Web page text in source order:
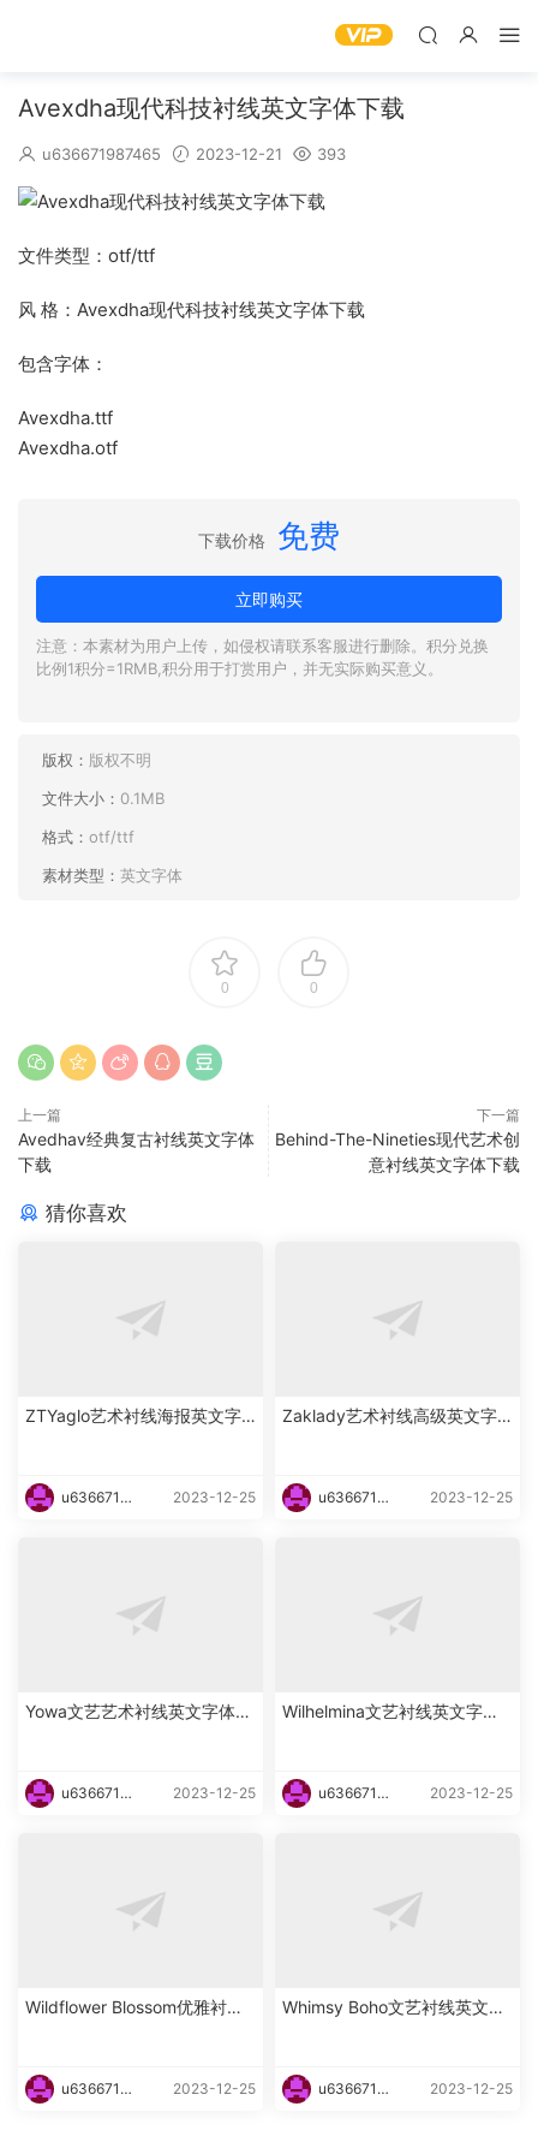
Avexdha现代科技衬线英文字体下载
u636671987465 2023-12-21 393
文件类型：otf/ttf
风 格：Avexdha现代科技衬线英文字体下载
包含字体：
Avexdha.ttf
Avexdha.otf
下载价格 免费
立即购买
注意：本素材为用户上传，如侵权请联系客服进行删除。积分兑换
比例1积分=1RMB,积分用于打赏用户，并无实际购买意义。
版权： 版权不明
文件大小： 0.1MB
格式： otf/ttf
素材类型： 英文字体
0 0
上一篇
Avedhav经典复古衬线英文字体
下载
下一篇
Behind-The-Nineties现代艺术创
意衬线英文字体下载
猜你喜欢
ZTYaglo艺术衬线海报英文字
u6366719
2023-12-25
Zaklady艺术衬线高级英文字
u6366719
2023-12-25
Yowa文艺艺术衬线英文字体下
u6366719
2023-12-25
Wilhelmina文艺衬线英文字体
u6366719
2023-12-25
Wildflower Blossom优雅衬线
u6366719
2023-12-25
Whimsy Boho文艺衬线英文字
u6366719
2023-12-25